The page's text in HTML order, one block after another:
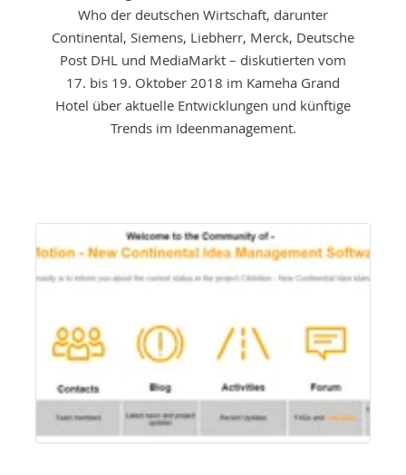
Who der deutschen Wirtschaft, darunter
Continental, Siemens, Liebherr, Merck, Deutsche
Post DHL und MediaMarkt – diskutierten vom
17. bis 19. Oktober 2018 im Kameha Grand
Hotel über aktuelle Entwicklungen und künftige
Trends im Ideenmanagement.